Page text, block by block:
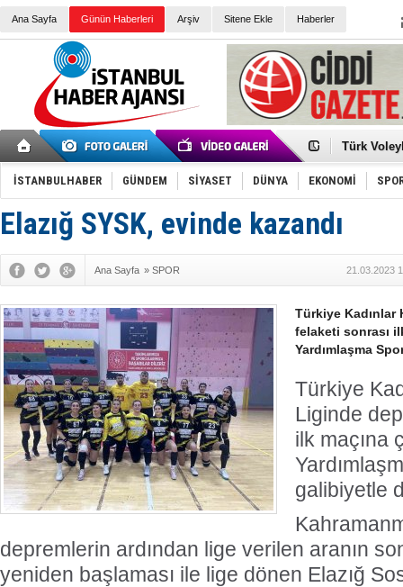
Ana Sayfa Günün Haberleri Arşiv Sitene Ekle Haberler
Elena
Türk
Töreninde
İkinci El
Guguk
Sneaker
Ankara
Erdoğan:
'Kurultay
İSTANBULHABER GÜNDEM SİYASET DÜNYA EKONOMİ
Elazığ SYSK, evinde kazandı
Ana Sayfa » SPOR 21.03.2023
Türkiye Kadınlar
felaketi sonrası
Yardımlaşma
Türkiye
Liginde
ilk maçına
galibiyetle
depremlerin ardından lige verilen aranın
yeniden başlaması ile lige dönen Elazığ